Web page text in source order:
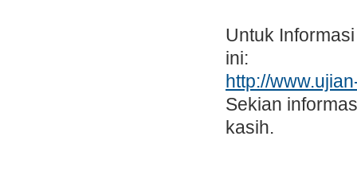
Untuk
ini:
http://
Sekian
kasih.